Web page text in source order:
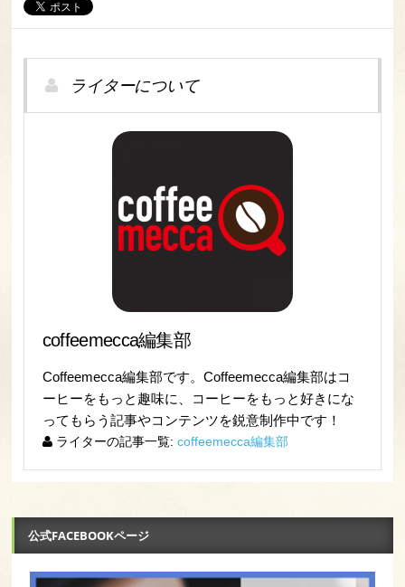
ライターについて
coffeemecca編集部
Coffeemecca編集部です。Coffeemecca編集部はコ
ーヒーをもっと趣味に、コーヒーをもっと好きにな
ってもらう記事やコンテンツを鋭意制作中です！
ライターの記事一覧: coffeemecca編集部
公式FACEBOOKページ